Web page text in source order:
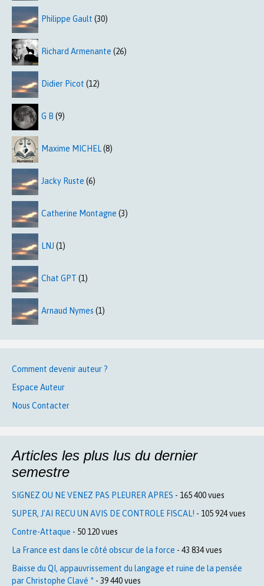
Philippe Gault (30)
Richard Armenante (26)
Didier Picot (12)
G B (9)
Maxime MICHEL(8)
Jacky Ruste (6)
Catherine Montagne (3)
LNJ (1)
Chat GPT (1)
Arnaud Nymes (1)
Comment devenir auteur ?
Espace Auteur
Nous Contacter
Articles les plus lus du dernier
semestre
SIGNEZ OU NE VENEZ PAS PLEURER APRES - 165 400 vues
SUPER, J’AI RECU UN AVIS DE CONTROLE FISCAL! - 105 924 vues
Contre-Attaque - 50 120 vues
La France est dans le côté obscur de la force - 43 834 vues
Baisse du QI, appauvrissement du langage et ruine de la pensée
par Christophe Clavé * - 39 440 vues